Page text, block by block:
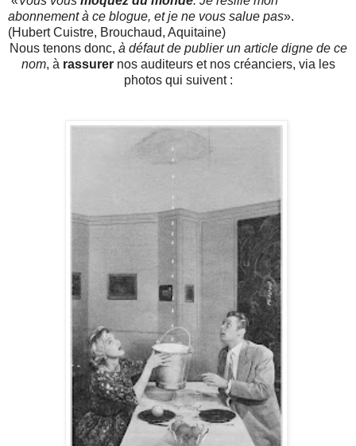
abonnement à ce blogue, et je ne vous salue pas».
(Hubert Cuistre, Brouchaud, Aquitaine)
Nous tenons donc, à défaut de publier un article digne de ce
nom, à rassurernos auditeurs et nos créanciers, via les
photos qui suivent :